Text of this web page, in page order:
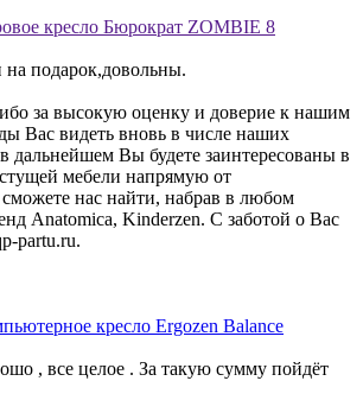
кресло Бюрократ ZOMBIE 8
на подарок,довольны.
за высокую оценку и доверие к нашим
Вас видеть вновь в числе наших
дальнейшем Вы будете заинтересованы в
мебели напрямую от
нас найти, набрав в любом
Anatomica, Kinderzen. С заботой о Вас
partu.ru.
кресло Ergozen Balance
, все целое . За такую сумму пойдёт